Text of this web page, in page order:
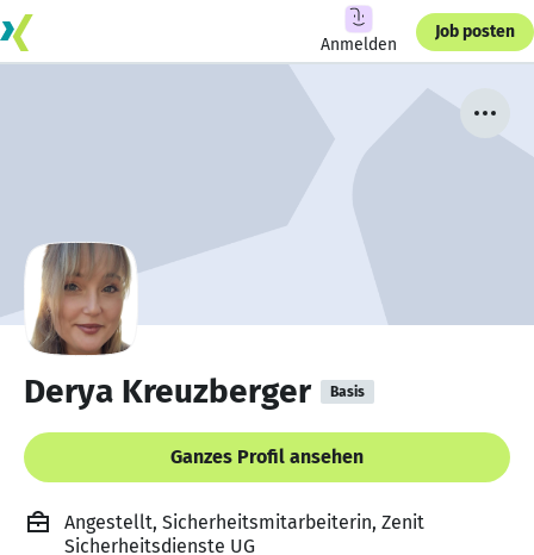
Anmelden
Job posten
Derya Kreuzberger Basis
Ganzes Profil ansehen
Angestellt, Sicherheitsmitarbeiterin, Zenit
Sicherheitsdienste UG